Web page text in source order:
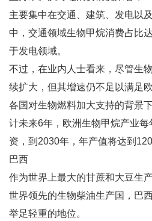
主要集中在交通、建筑、发电以
中，交通领域生物甲烷消费占比
于发电领域。
不过，在业内人士看来，尽管生
续扩大，但其增速仍不足以满足
各国对生物燃料加大支持的背景
计未来6年，欧洲生物甲烷产业
资，到2030年，年产值将达到120
巴西
作为世界上最大的甘蔗和大豆生
世界领先的生物柴油生产国，巴
举足轻重的地位。